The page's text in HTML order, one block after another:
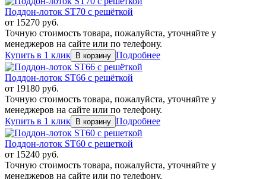
Поддон-лоток ST70 с решёткой
от 15270 руб.
Точную стоимость товара, пожалуйста, уточняйте у
менеджеров на сайте или по телефону.
Купить в 1 клик
Подробнее
Поддон-лоток ST66 с решёткой
от 19180 руб.
Точную стоимость товара, пожалуйста, уточняйте у
менеджеров на сайте или по телефону.
Купить в 1 клик
Подробнее
Поддон-лоток ST60 с решеткой
от 15240 руб.
Точную стоимость товара, пожалуйста, уточняйте у
менеджеров на сайте или по телефону.